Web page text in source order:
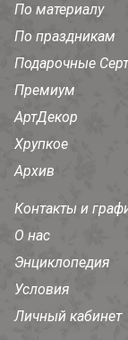
По материалу
По праздникам
Подарочные
Премиум
АртДекор
Хрупкое
Архив
Контакты и
О нас
Энциклопедия
Условия
Личный кабинет